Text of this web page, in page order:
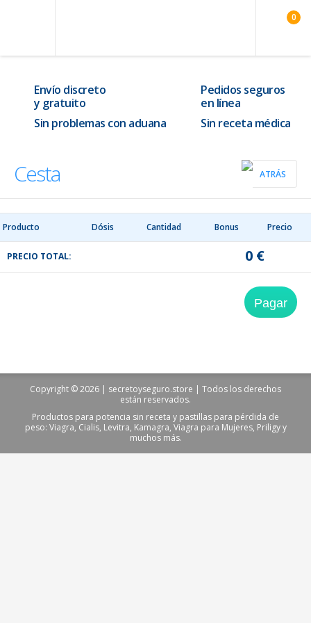
0
Envío discreto
y gratuito
Sin problemas con aduana
Pedidos seguros
en línea
Sin receta médica
ATRÁS
Cesta
Producto Dósis Cantidad Bonus Precio
PRECIO TOTAL: 0 €
Copyright © 2026 | secretoyseguro.store | Todos los derechos
están reservados.
Productos para potencia sin receta y pastillas para pérdida de
peso: Viagra, Cialis, Levitra, Kamagra, Viagra para Mujeres, Priligy y
muchos más.